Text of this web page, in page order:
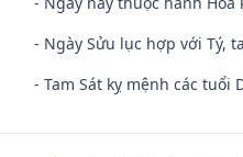
- Ngày Sửu lục hợp với Tý,
- Tam Sát kỵ mệnh các tuổi